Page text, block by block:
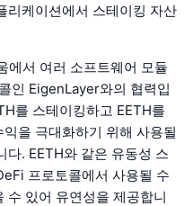
리케이션에서 스테이킹 자산
에서 여러 소프트웨어 모듈
인 EigenLayer와의 협력입
를 스테이킹하고 EETH를
을 극대화하기 위해 사용될
다. EETH와 같은 유동성 스
프로토콜에서 사용될 수
수 있어 유연성을 제공합니